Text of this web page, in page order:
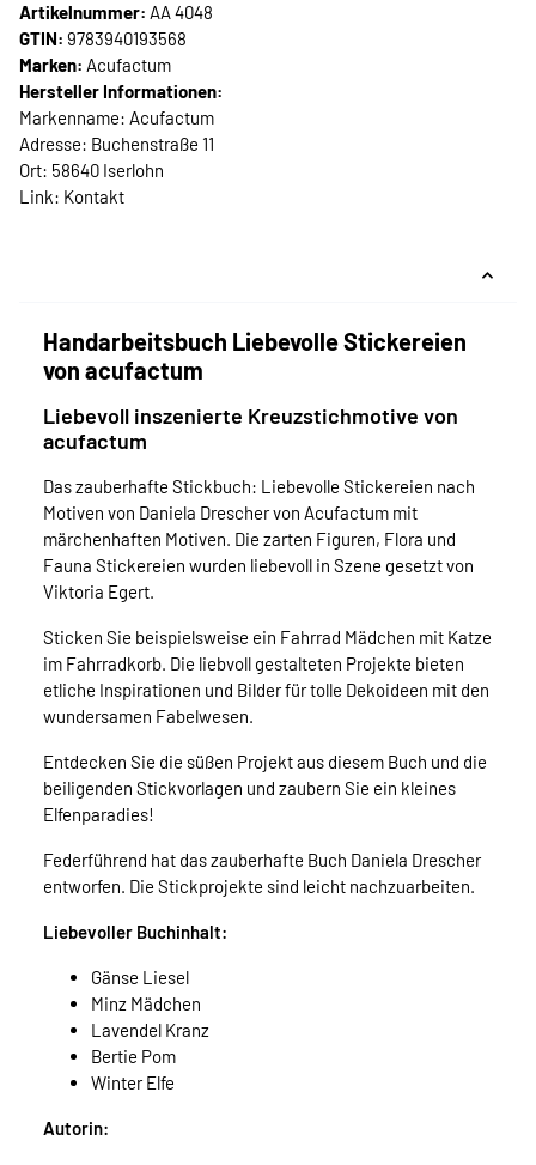
Artikelnummer: AA 4048
GTIN: 9783940193568
Marken: Acufactum
Hersteller Informationen:
Markenname: Acufactum
Adresse: Buchenstraße 11
Ort: 58640 Iserlohn
Link: Kontakt
Handarbeitsbuch Liebevolle Stickereien
von acufactum
Liebevoll inszenierte Kreuzstichmotive von
acufactum
Das zauberhafte Stickbuch: Liebevolle Stickereien nach
Motiven von Daniela Drescher von Acufactum mit
märchenhaften Motiven. Die zarten Figuren, Flora und
Fauna Stickereien wurden liebevoll in Szene gesetzt von
Viktoria Egert.
Sticken Sie beispielsweise ein Fahrrad Mädchen mit Katze
im Fahrradkorb. Die liebvoll gestalteten Projekte bieten
etliche Inspirationen und Bilder für tolle Dekoideen mit den
wundersamen Fabelwesen.
Entdecken Sie die süßen Projekt aus diesem Buch und die
beiligenden Stickvorlagen und zaubern Sie ein kleines
Elfenparadies!
Federführend hat das zauberhafte Buch Daniela Drescher
entworfen. Die Stickprojekte sind leicht nachzuarbeiten.
Liebevoller Buchinhalt:
Gänse Liesel
Minz Mädchen
Lavendel Kranz
Bertie Pom
Winter Elfe
Autorin: